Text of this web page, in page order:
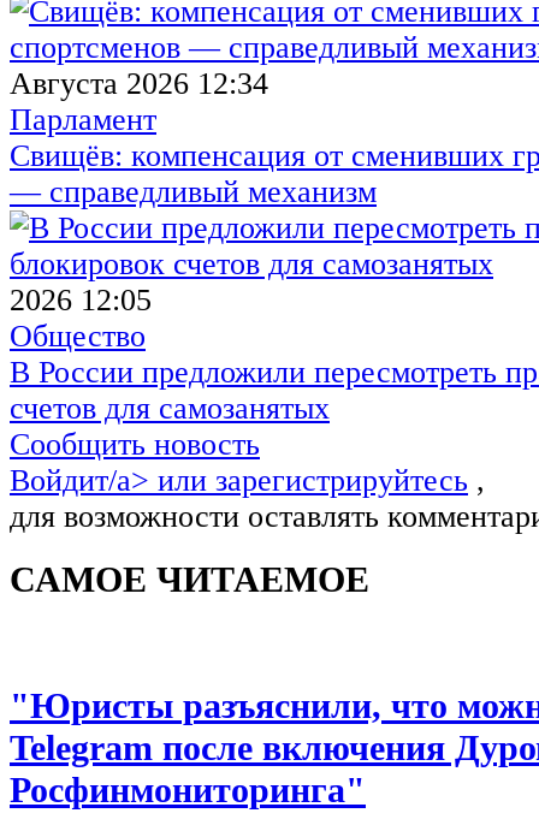
Августа 2026 12:34
Парламент
Свищёв: компенсация от сменивших
— справедливый механизм
2026 12:05
Общество
В России предложили пересмотреть
счетов для самозанятых
Сообщить новость
Войдит/a> или зарегистрируйтесь ,
для возможности оставлять
САМОЕ ЧИТАЕМОЕ
"Юристы разъяснили, что
Telegram после включения
Росфинмониторинга"